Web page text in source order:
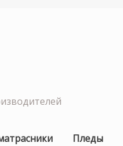
Пледы